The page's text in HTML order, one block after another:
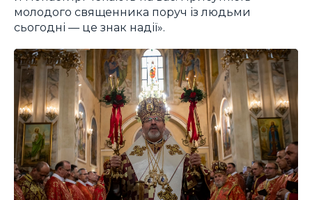
молодого священника поруч із людьми
сьогодні — це знак надії».